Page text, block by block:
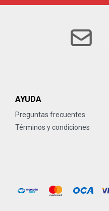
AYUDA
Preguntas frecuentes
Términos y condiciones